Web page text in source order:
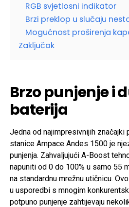
RGB svjetlosni indikator
Brzi preklop u slučaju
Mogućnost proširenja
Zaključak
Brzo punjenje i
baterija
Jedna od najimpresivnijih značajki
stanice Ampace Andes 1500 je
punjenja. Zahvaljujući A-Boost
napuniti od 0 do 100% u samo 55
na standardnu mrežnu utičnicu.
u usporedbi s mnogim
potpuno punjenje zahtijevaju